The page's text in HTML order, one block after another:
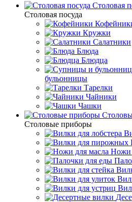
Столовая
Столовая посуда
Кружки
Салатники
Блюда
Блюдца
бульонницы
Тарелки
Чайники
Чашки
Cтоловые приборы
Ножи